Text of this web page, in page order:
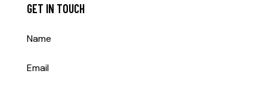
GET IN TOUCH